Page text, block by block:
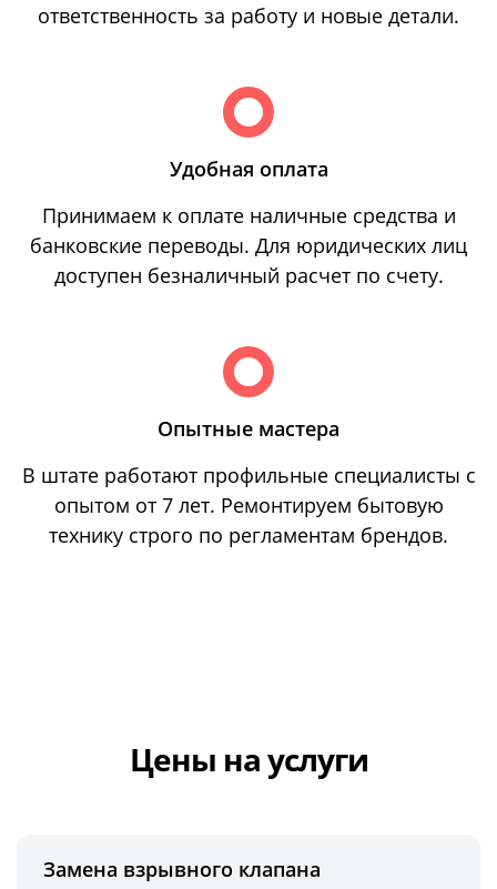
ответственность за работу и новые детали.
Удобная оплата
Принимаем к оплате наличные средства и
банковские переводы. Для юридических лиц
доступен безналичный расчет по счету.
Опытные мастера
В штате работают профильные специалисты с
опытом от 7 лет. Ремонтируем бытовую
технику строго по регламентам брендов.
Цены на услуги
Замена взрывного клапана